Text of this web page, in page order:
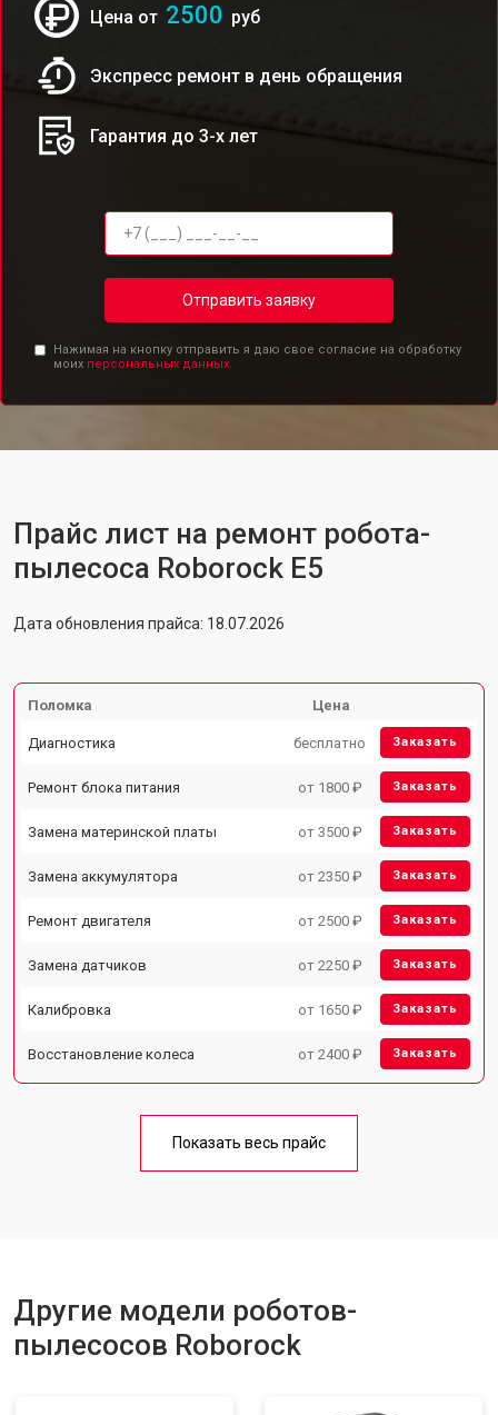
Цена от 2500 руб
Экспресс ремонт в день обращения
Гарантия до 3-х лет
Отправить заявку
Нажимая на кнопку отправить я даю свое согласие на обработку
моих персональных данных.
Прайс лист на ремонт робота-
пылесоса Roborock E5
Дата обновления прайса: 18.07.2026
Поломка Цена
Диагностика бесплатно Заказать
Ремонт блока питания от 1800 ₽ Заказать
Замена материнской платы от 3500 ₽ Заказать
Замена аккумулятора от 2350 ₽ Заказать
Ремонт двигателя от 2500 ₽ Заказать
Замена датчиков от 2250 ₽ Заказать
Калибровка от 1650 ₽ Заказать
Восстановление колеса от 2400 ₽ Заказать
Показать весь прайс
Другие модели роботов-
пылесосов Roborock